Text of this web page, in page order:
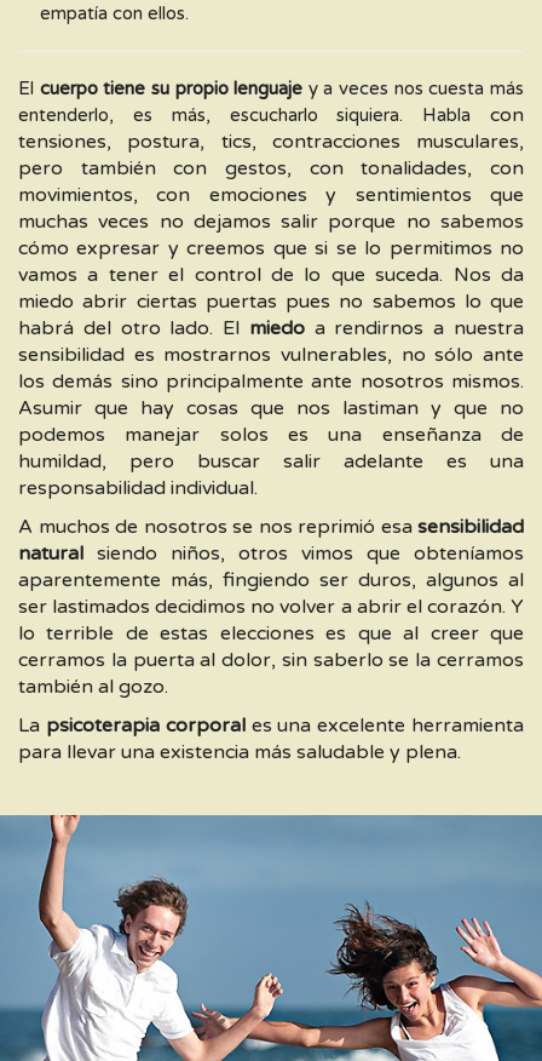
empatía con ellos.
El cuerpo tiene su propio lenguaje y a veces nos cuesta más
entenderlo, es más, escucharlo siquiera. Habla con
tensiones, postura, tics, contracciones musculares,
pero también con gestos, con tonalidades, con
movimientos, con emociones y sentimientos que
muchas veces no dejamos salir porque no sabemos
cómo expresar y creemos que si se lo permitimos no
vamos a tener el control de lo que suceda. Nos da
miedo abrir ciertas puertas pues no sabemos lo que
habrá del otro lado. El miedoa rendirnos a nuestra
sensibilidad es mostrarnos vulnerables, no sólo ante
los demás sino principalmente ante nosotros mismos.
Asumir que hay cosas que nos lastiman y que no
podemos manejar solos es una enseñanza de
humildad, pero buscar salir adelante es una
responsabilidad individual.
A muchos de nosotros se nos reprimió esa sensibilidad
natural siendo niños, otros vimos que obteníamos
aparentemente más, fingiendo ser duros, algunos al
ser lastimados decidimos no volver a abrir el corazón. Y
lo terrible de estas elecciones es que al creer que
cerramos la puerta al dolor, sin saberlo se la cerramos
también al gozo.
La psicoterapia corporales una excelente herramienta
para llevar una existencia más saludable y plena.